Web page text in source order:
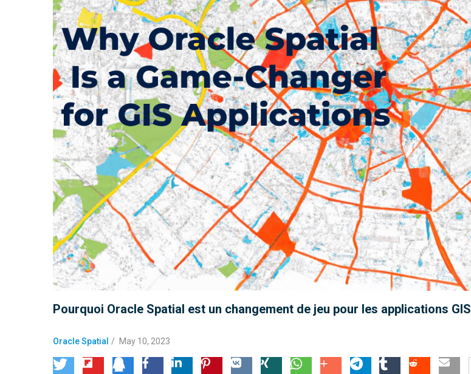
Pourquoi Oracle Spatial est un changement de jeu pour les applications GIS
Oracle Spatial / May 10, 2023